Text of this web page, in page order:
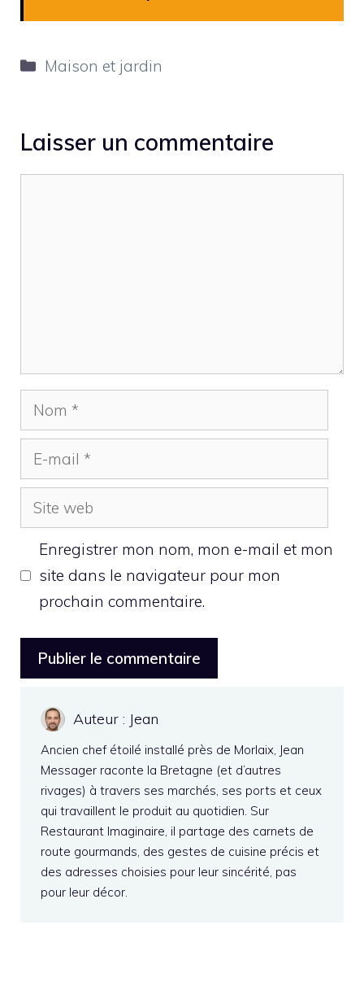
Catégories
Maison et jardin
Laisser un commentaire
Nom
mail
Site
web
Enregistrer mon nom, mon e-mail et mon
site dans le navigateur pour mon
prochain commentaire.
Auteur : Jean
Ancien chef étoilé installé près de Morlaix, Jean
Messager raconte la Bretagne (et d’autres
rivages) à travers ses marchés, ses ports et ceux
qui travaillent le produit au quotidien. Sur
Restaurant Imaginaire, il partage des carnets de
route gourmands, des gestes de cuisine précis et
des adresses choisies pour leur sincérité, pas
pour leur décor.